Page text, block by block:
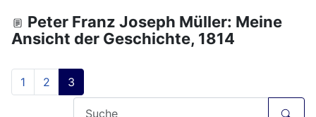
Peter Franz Joseph Müller: Meine
Ansicht der Geschichte, 1814
1 2 3